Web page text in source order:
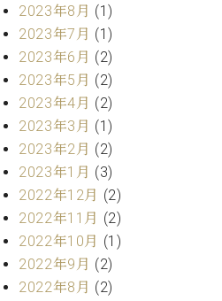
C.BECHSTEIN
Digital(ベ
ヒ
シ
ュ
タ
イ
ン
デ
ジ
タ
ル)
ーロ
ピア
ノ特
選中
古】
イ
ベ
ン
ト
報
八
王
子
工
2023年8月 (1)
2023年7月 (1)
2023年6月 (2)
2023年5月 (2)
2023年4月 (2)
2023年3月 (1)
2023年2月 (2)
2023年1月 (3)
2022年12月 (2)
2022年11月 (2)
2022年10月 (1)
2022年9月 (2)
2022年8月 (2)